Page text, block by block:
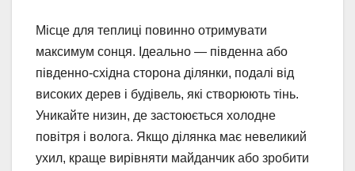
Місце для теплиці повинно отримувати
максимум сонця. Ідеально — південна або
південно-східна сторона ділянки, подалі від
високих дерев і будівель, які створюють тінь.
Уникайте низин, де застоюється холодне
повітря і волога. Якщо ділянка має невеликий
ухил, краще вирівняти майданчик або зробити